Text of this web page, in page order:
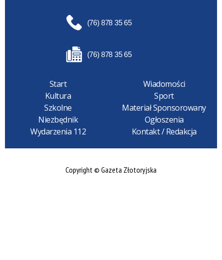
(76) 878 35 65
(76) 878 35 65
Start
Wiadomości
Kultura
Sport
Szkolne
Materiał Sponsorowany
Niezbędnik
Ogłoszenia
Wydarzenia 112
Kontakt / Redakcja
Copyright © Gazeta Złotoryjska